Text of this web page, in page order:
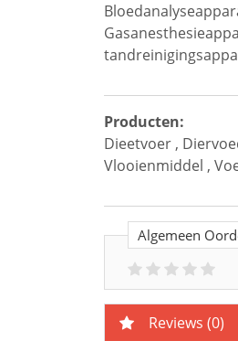
Producten:
Dieetvoer ,
Vlooienmiddel ,
Algemeen
Reviews (0)